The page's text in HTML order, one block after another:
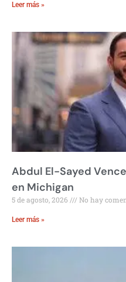
Leer más »
Abdul El-Sayed
en Michigan
5 de agosto, 2026 No hay
Leer más »